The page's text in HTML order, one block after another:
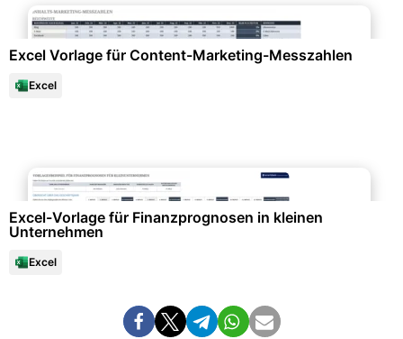
Excel Vorlage für Content-Marketing-Messzahlen
Excel
Excel-Vorlage für Finanzprognosen in kleinen
Unternehmen
Excel